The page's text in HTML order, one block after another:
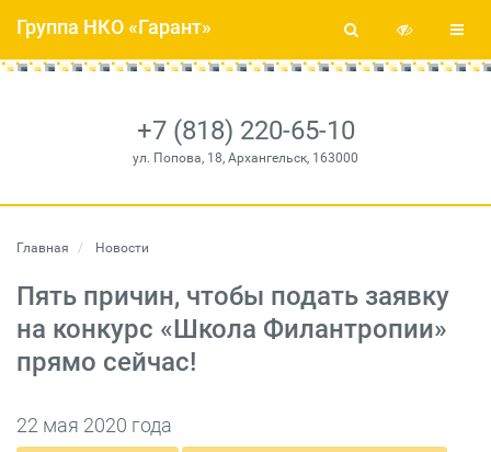
+7 (818) 220-65-10
ул. Попова, 18, Архангельск, 163000
Группа НКО «Гарант»
Главная Новости
Пять причин, чтобы подать заявку
на конкурс «Школа Филантропии»
прямо сейчас!
22 мая 2020 года